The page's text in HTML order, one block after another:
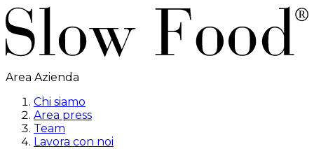
Area Azienda
Chi siamo
Area press
Team
Lavora con noi